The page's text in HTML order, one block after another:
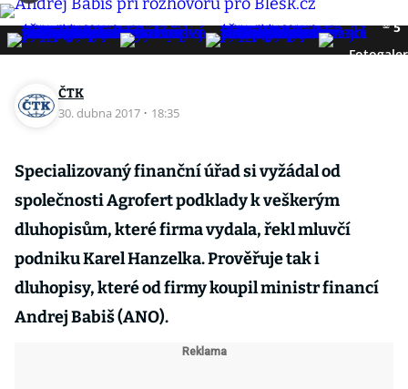
5
ČTK
30. dubna 2017 · 18:35
Specializovaný finanční úřad si vyžádal od
společnosti Agrofert podklady k veškerým
dluhopisům, které firma vydala, řekl mluvčí
podniku Karel Hanzelka. Prověřuje tak i
dluhopisy, které od firmy koupil ministr financí
Andrej Babiš (ANO).